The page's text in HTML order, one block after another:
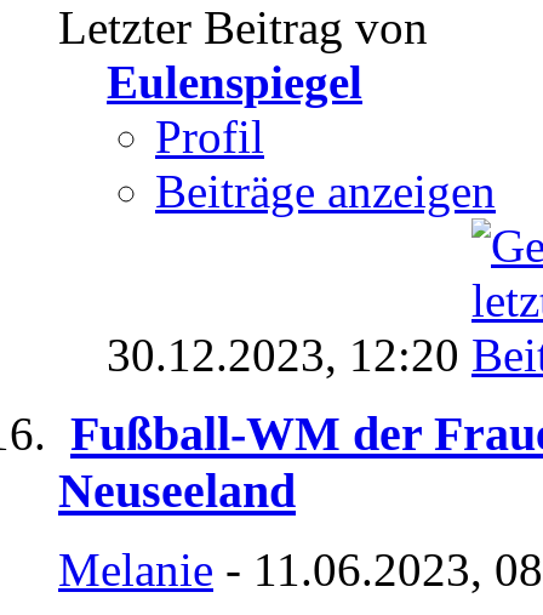
Letzter Beitrag von
Eulenspiegel
Profil
Beiträge anzeigen
30.12.2023, 12:20
Fußball-WM der
Neuseeland
Melanie - 11.06.2023,